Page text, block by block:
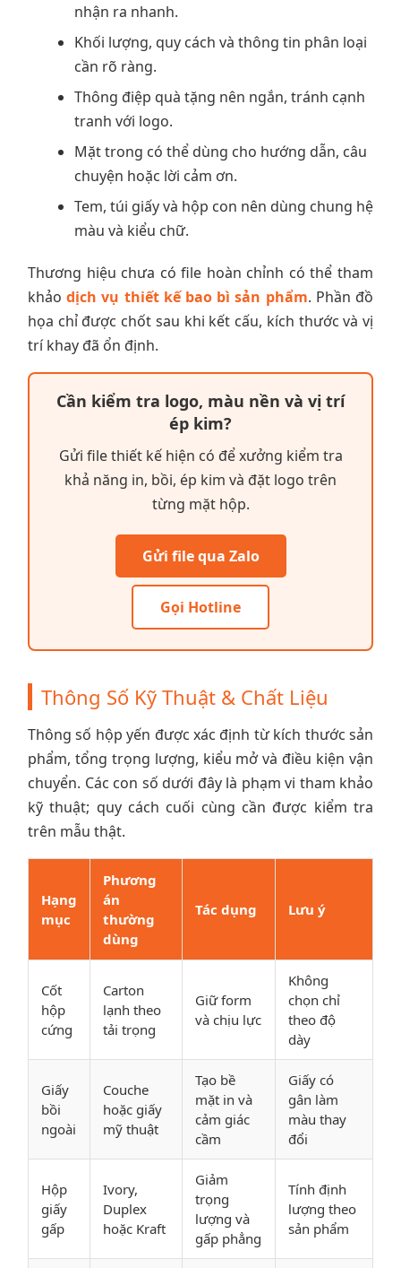
nhận ra nhanh.
Khối lượng, quy cách và thông tin phân loại
cần rõ ràng.
Thông điệp quà tặng nên ngắn, tránh cạnh
tranh với logo.
Mặt trong có thể dùng cho hướng dẫn, câu
chuyện hoặc lời cảm ơn.
Tem, túi giấy và hộp con nên dùng chung hệ
màu và kiểu chữ.
Thương hiệu chưa có file hoàn chỉnh có thể tham
khảodịch vụ thiết kế bao bì sản phẩm. Phần đồ
họa chỉ được chốt sau khi kết cấu, kích thước và vị
trí khay đã ổn định.
Cần kiểm tra logo, màu nền và vị trí
ép kim?
Gửi file thiết kế hiện có để xưởng kiểm tra
khả năng in, bồi, ép kim và đặt logo trên
từng mặt hộp.
Gửi file qua Zalo
Gọi Hotline
Thông Số Kỹ Thuật & Chất Liệu
Thông số hộp yến được xác định từ kích thước sản
phẩm, tổng trọng lượng, kiểu mở và điều kiện vận
chuyển. Các con số dưới đây là phạm vi tham khảo
kỹ thuật; quy cách cuối cùng cần được kiểm tra
trên mẫu thật.
Hạng
mục
Phương
án
thường
dùng
Tác dụng Lưu ý
Cốt
hộp
cứng
Carton
lạnh theo
tải trọng
Giữ form
và chịu lực
Không
chọn chỉ
theo độ
dày
Giấy
bồi
ngoài
Couche
hoặc giấy
mỹ thuật
Tạo bề
mặt in và
cảm giác
cầm
Giấy có
gân làm
màu thay
đổi
Hộp
giấy
gấp
Ivory,
Duplex
hoặc Kraft
Giảm
trọng
lượng và
gấp phẳng
Tính định
lượng theo
sản phẩm